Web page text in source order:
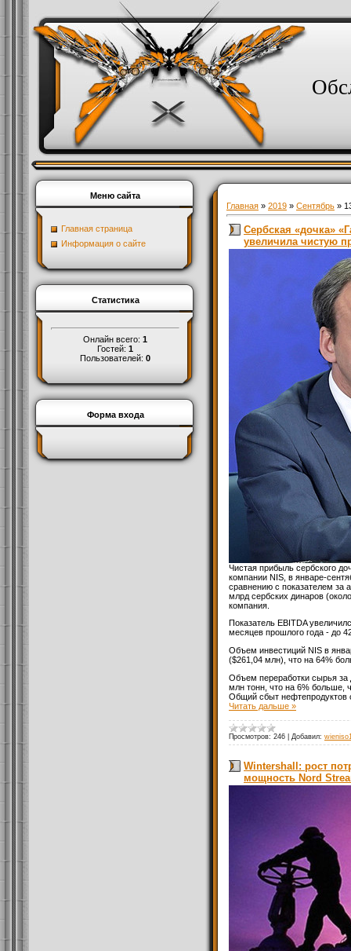
Меню сайта
Главная страница
Информация о сайте
Статистика
Онлайн всего: 1
Гостей: 1
Пользователей: 0
Форма входа
Главная » 2019 » Сентябрь »
Сербская «дочка»
увеличила чистую
Чистая прибыль сербского
компании NIS, в январе-
сравнению с показателем за
млрд сербских динаров
компания.
Показатель EBITDA
месяцев прошлого года - до
Объем инвестиций NIS в
($261,04 млн), что на 64%
Объем переработки сырья за
млн тонн, что на 6% больше,
Общий сбыт нефтепродуктов
Читать дальше »
Просмотров: 246 Добавил:
Wintershall: рост
мощность Nord